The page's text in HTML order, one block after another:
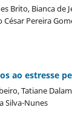
Brito, Bianca de
César Pereira
ao estresse
Tatiane
Silva-Nunes